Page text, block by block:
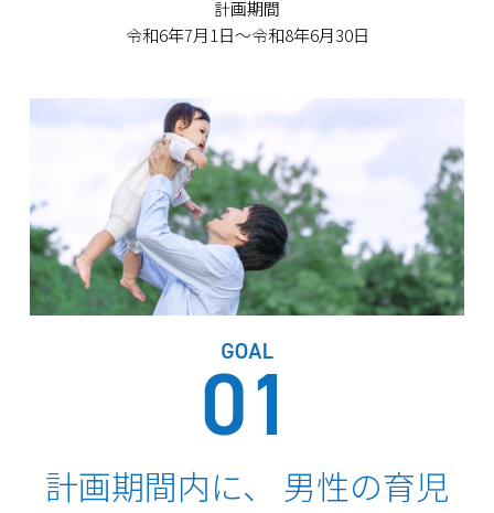
計画期間
令和6年7月1日〜令和8年6月30日
計画期間内に、
男性の育児